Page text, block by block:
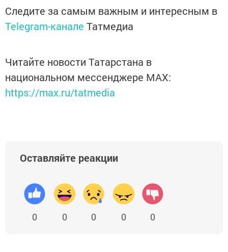
Следите за самым важным и интересным в
Telegram-канале Татмедиа
Читайте новости Татарстана в
национальном мессенджере MАХ:
https://max.ru/tatmedia
Оставляйте реакции
0 0 0 0 0